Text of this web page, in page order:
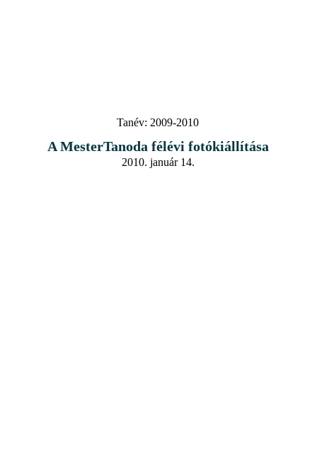
Tanév: 2009-2010
A MesterTanoda félévi fotókiállítása
2010. január 14.